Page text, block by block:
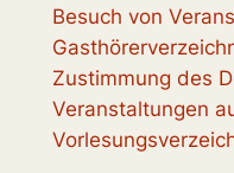
Besuch von
Zustimmung des
Veranstaltungen